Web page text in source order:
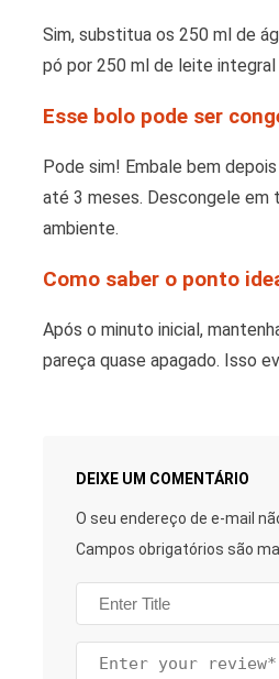
Sim, substitua os 250 ml de
pó por 250 ml de leite integral
Esse bolo pode ser
Pode sim! Embale bem
até 3 meses. Descongele em
ambiente.
Como saber o ponto
Após o minuto inicial,
pareça quase apagado. Isso
DEIXE UM COMENTÁRIO
O seu endereço de e-mail
Campos obrigatórios são